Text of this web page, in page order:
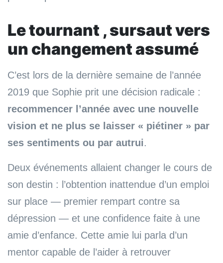
Le tournant , sursaut vers
un changement assumé
C’est lors de la dernière semaine de l’année
2019 que Sophie prit une décision radicale :
recommencer l’année avec une nouvelle
vision et ne plus se laisser « piétiner » par
ses sentiments ou par autrui.
Deux événements allaient changer le cours de
son destin : l’obtention inattendue d’un emploi
sur place — premier rempart contre sa
dépression — et une confidence faite à une
amie d’enfance. Cette amie lui parla d’un
mentor capable de l’aider à retrouver